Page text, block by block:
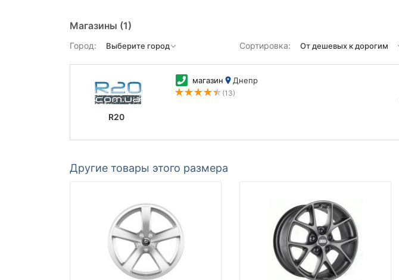
Магазины (1)
Город: Сортировка:
R20
магазин Днепр
(13)
Другие товары этого размера